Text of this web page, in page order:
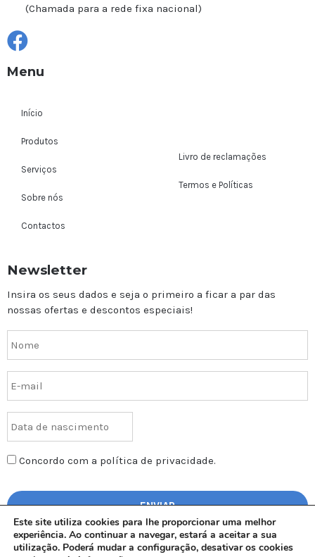
(Chamada para a rede fixa nacional)
Menu
Início
Produtos
Serviços
Sobre nós
Contactos
Livro de reclamações
Termos e Políticas
Newsletter
Insira os seus dados e seja o primeiro a ficar a par das
nossas ofertas e descontos especiais!
Concordo com a política de privacidade.
Este site utiliza cookies para lhe proporcionar uma melhor
experiência. Ao continuar a navegar, estará a aceitar a sua
utilização. Poderá mudar a configuração, desativar os cookies